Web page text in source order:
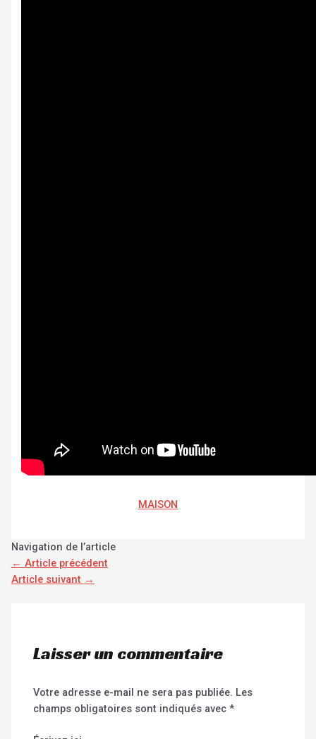
MAISON
Navigation de l’article
← Article précédent
Article suivant →
Laisser un commentaire
Votre adresse e-mail ne sera pas publiée. Les
champs obligatoires sont indiqués avec*